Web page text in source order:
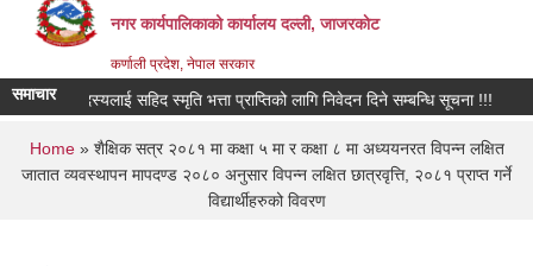
नगर कार्यपालिकाको कार्यालय दल्ली, जाजरकाेट
कर्णाली प्रदेश, नेपाल सरकार
समाचारसदस्यलाई सहिद स्मृति भत्ता प्राप्तिको लागि निवेदन दिने सम्बन्धि सूचना !!!
You are here
Home» शैक्षिक सत्र २०८१ मा कक्षा ५ मा र कक्षा ८ मा अध्ययनरत विपन्न लक्षित
जातात व्यवस्थापन मापदण्ड २०८० अनुसार विपन्न लक्षित छात्रवृत्ति, २०८१ प्राप्त गर्ने
विद्यार्थीहरुको विवरण